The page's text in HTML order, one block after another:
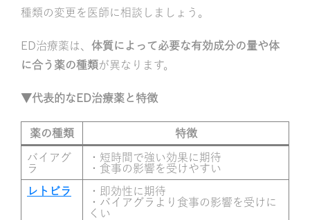
種類の変更を医師に相談しましょう。
ED治療薬は、 体質によって必要な有効成分の量や体
に合う薬の種類が異なります。
▼代表的なED治療薬と特徴
薬の種類 特徴
バイアグ
ラ
・短時間で強い効果に期待
・食事の影響を受けやすい
レトビラ
・即効性に期待
・バイアグラより食事の影響を受けに
くい